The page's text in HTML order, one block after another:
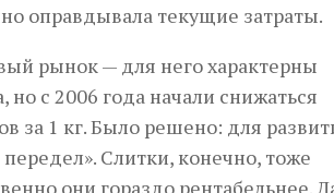
оправдывала текущие затраты.
рынок — для него характерны
с 2006 года начали снижаться
за 1 кг. Было решено: для
Слитки, конечно, тоже